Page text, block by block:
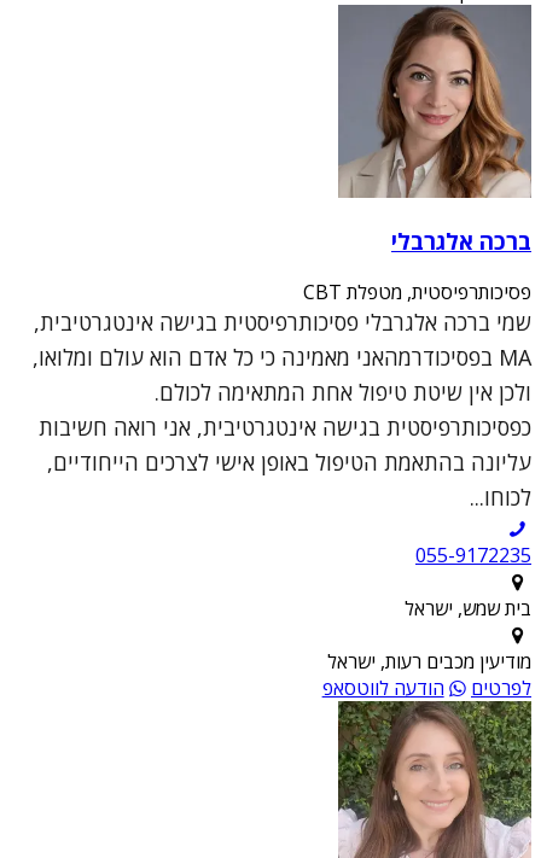
ברכה אלגרבלי
פסיכותרפיסטית, מטפלת CBT
שמי ברכה אלגרבלי פסיכותרפיסטית בגישה אינטגרטיבית,
MA בפסיכודרמהאני מאמינה כי כל אדם הוא עולם ומלואו,
ולכן אין שיטת טיפול אחת המתאימה לכולם.
כפסיכותרפיסטית בגישה אינטגרטיבית, אני רואה חשיבות
עליונה בהתאמת הטיפול באופן אישי לצרכים הייחודיים,
לכוחו...
055-9172235
בית שמש, ישראל
מודיעין מכבים רעות, ישראל
לפרטים
הודעה לווטסאפ